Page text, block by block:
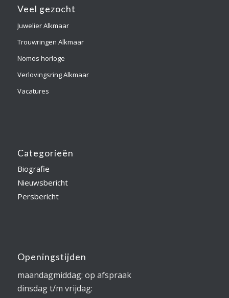
Veel gezocht
Juwelier Alkmaar
Trouwringen Alkmaar
Nomos horloge
Verlovingsring Alkmaar
Vacatures
Categorieën
Biografie
Nieuwsbericht
Persbericht
Openingstijden
maandagmiddag: op afspraak
dinsdag t/m vrijdag: